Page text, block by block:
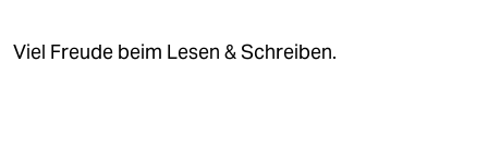
Viel Freude beim Lesen & Schreiben.